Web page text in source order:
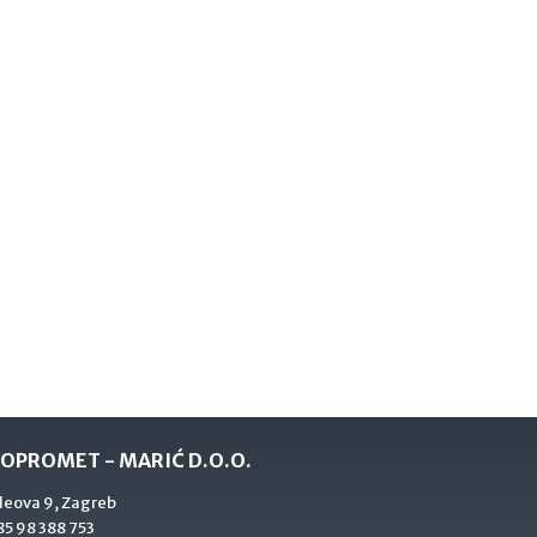
- MARIĆ D.O.O.
9, Zagreb
98 388 753